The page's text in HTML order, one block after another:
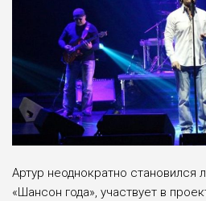
Артур неоднократно становился
«Шансон года», участвует в